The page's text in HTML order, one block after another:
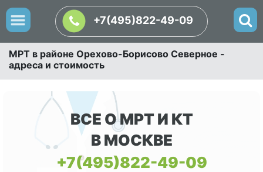
+7(495)822-49-09
МРТ в районе Орехово-Борисово Северное -
адреса и стоимость
ВСЕ О МРТ И КТ
В МОСКВЕ
+7(495)822-49-09